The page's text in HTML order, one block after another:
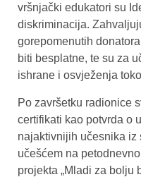
vršnjački edukatori su
diskriminacija.
gorepomenutih
biti besplatne, te su za
ishrane i osvježenja
Po završetku radionice
certifikati kao potvrda o
najaktivnijih učesnika iz
učešćem na
projekta „Mladi za bolju